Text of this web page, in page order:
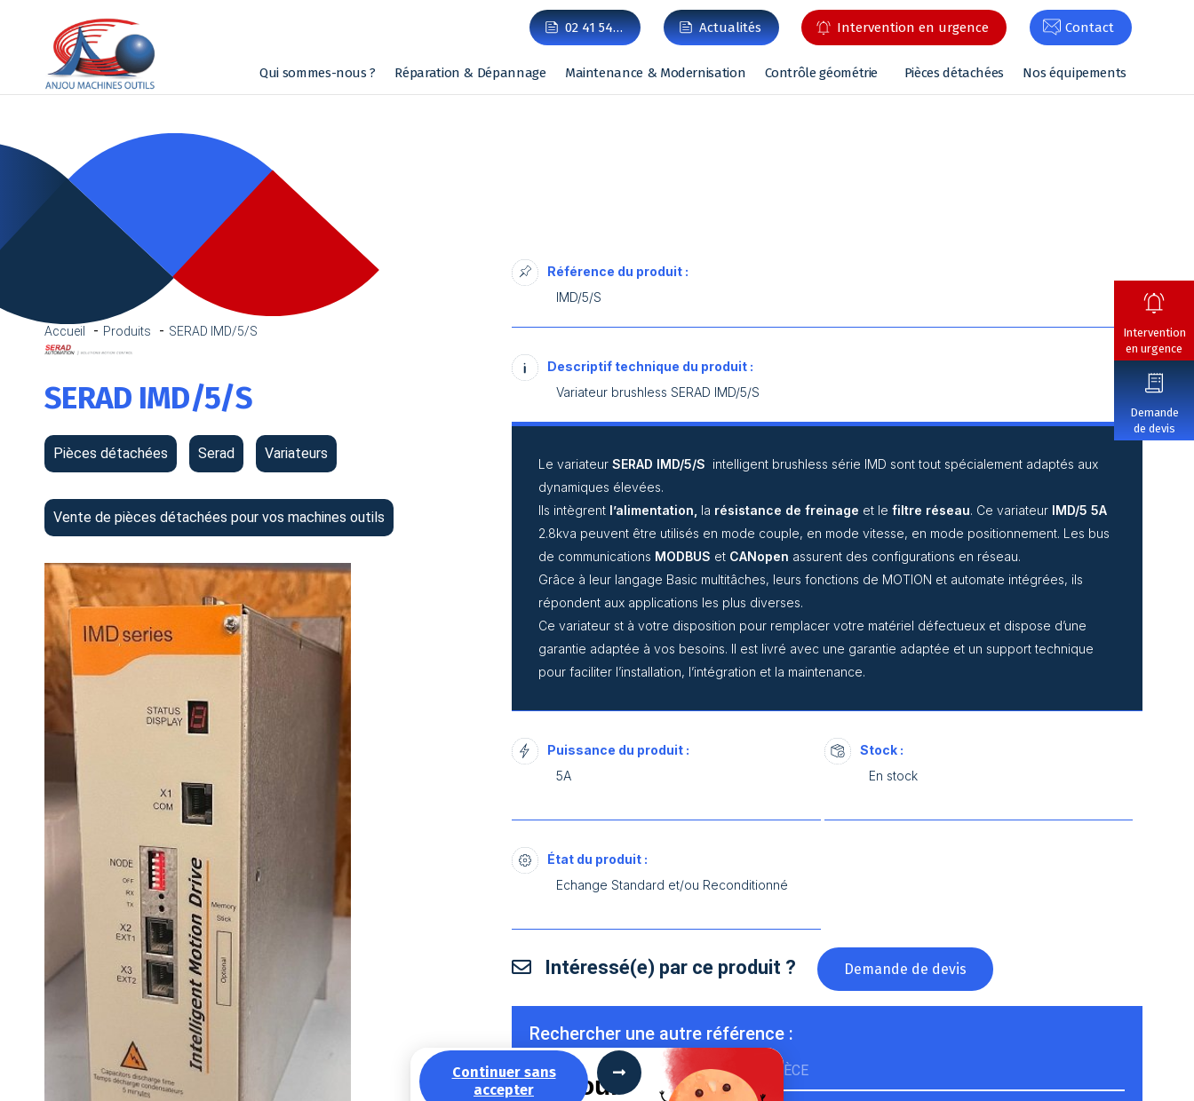
Continuer sans
accepter
La recette pour
02 41 54… Actualités Intervention en urgence Contact
Qui sommes-nous ? Réparation & Dépannage Maintenance & Modernisation Contrôle géométrie Pièces détachées Nos équipements
Intervention
en urgence
Demande
de devis
Accueil Produits SERAD IMD/5/S
SERAD IMD/5/S
Pièces détachées Serad Variateurs
Vente de pièces détachées pour vos machines outils
Référence du produit :
IMD/5/S
Descriptif technique du produit :
Variateur brushless SERAD IMD/5/S
Le variateur SERAD IMD/5/S intelligent brushless série IMD sont tout spécialement adaptés aux
dynamiques élevées.
Ils intègrent l’alimentation, la résistance de freinage et lefiltre réseau. Ce variateur IMD/5 5A
2.8kva peuvent être utilisés en mode couple, en mode vitesse, en mode positionnement. Les bus
de communications MODBUS et CANopen assurent des configurations en réseau.
Grâce à leur langage Basic multitâches, leurs fonctions de MOTION et automate intégrées, ils
répondent aux applications les plus diverses.
Ce variateur st à votre disposition pour remplacer votre matériel défectueux et dispose d’une
garantie adaptée à vos besoins. Il est livré avec une garantie adaptée et un support technique
pour faciliter l’installation, l’intégration et la maintenance.
Puissance du produit :
5A
Stock :
En stock
État du produit :
Echange Standard et/ou Reconditionné
Intéressé(e) par ce produit ? Demande de devis
Rechercher une autre référence :
RÉFÉRENCE MARQUE & TYPE DE PIÈCE